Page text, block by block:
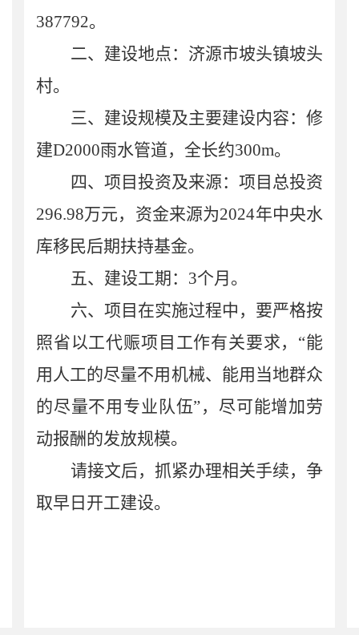
387792。
二、 建设地点： 济源市坡头镇坡头
村。
三、 建设规模及主要建设内容： 修
建D2000雨水管道，全长约300m。
四、 项目投资及来源：项目总投资
296.98万元，资金来源为2024年中央水
库移民后期扶持基金。
五、 建设工期： 3个月。
六、 项目在实施过程中，要严格按
照省以工代赈项目工作有关要求， “能
用人工的尽量不用机械、能用当地群众
的尽量不用专业队伍”，尽可能增加劳
动报酬的发放规模。
请接文后，抓紧办理相关手续，争
取早日开工建设。